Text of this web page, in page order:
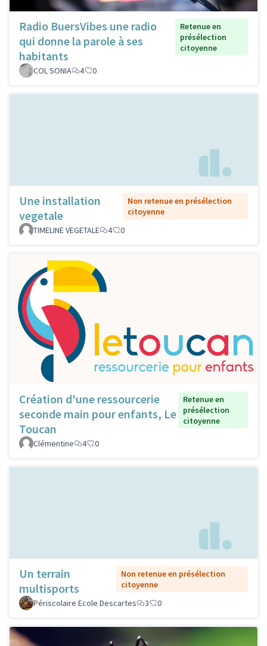
Radio BuersVibes une radio
qui donne la parole à ses
habitants
Retenue en
présélection
citoyenne
COL SONIA 4 0
Une installation
vegetale
Non retenue en présélection
citoyenne
TIMELINE VEGETALE
4 0
Création d'une ressourcerie
seconde main pour enfants, Le
Toucan
Retenue en
présélection
citoyenne
Clémentine 4 0
Un terrain
multisports
Non retenue en présélection
citoyenne
Périscolaire Ecole Descartes
3 0